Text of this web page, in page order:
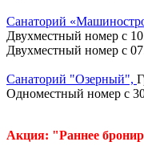
Санаторий
Двухместный номер с
Двухместный номер с
Санаторий "Озерный",
Одноместный номер с
Акция: "Раннее